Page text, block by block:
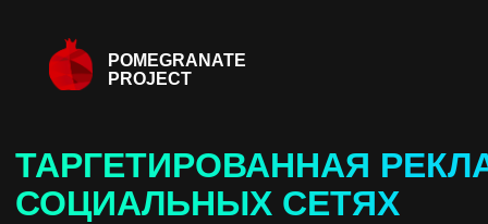
POMEGRANATE
PROJECT
ТАРГЕТИРОВАННАЯ
СОЦИАЛЬНЫХ СЕТЯХ